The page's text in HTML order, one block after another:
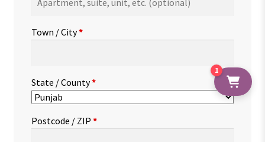
suite,
etc.(optional)
Town / City*
State / County*
Postcode / ZIP *
1